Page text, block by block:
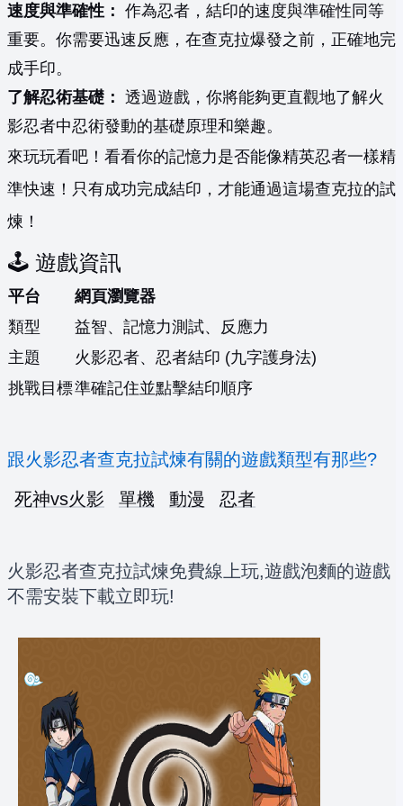
速度與準確性： 作為忍者，結印的速度與準確性同等
重要。你需要迅速反應，在查克拉爆發之前，正確地完
成手印。
了解忍術基礎： 透過遊戲，你將能夠更直觀地了解火
影忍者中忍術發動的基礎原理和樂趣。
來玩玩看吧！看看你的記憶力是否能像精英忍者一樣精
準快速！只有成功完成結印，才能通過這場查克拉的試
煉！
🕹️ 遊戲資訊
平台
網頁瀏覽器
類型
益智、記憶力測試、反應力
主題
火影忍者、忍者結印 (九字護身法)
挑戰目標準確記住並點擊結印順序
跟火影忍者查克拉試煉有關的遊戲類型有那些?
死神vs火影
單機 動漫 忍者
火影忍者查克拉試煉免費線上玩,遊戲泡麵的遊戲
不需安裝下載立即玩!